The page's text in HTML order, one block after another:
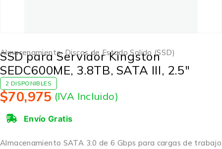
Almacenamiento, Discos de Estado Solido (SSD)
SSD para Servidor Kingston
SEDC600ME, 3.8TB, SATA III, 2.5″
2 DISPONIBLES
$70,975 (IVA Incluido)
Envío Gratis
Almacenamiento SATA 3.0 de 6 Gbps para cargas de trabajo